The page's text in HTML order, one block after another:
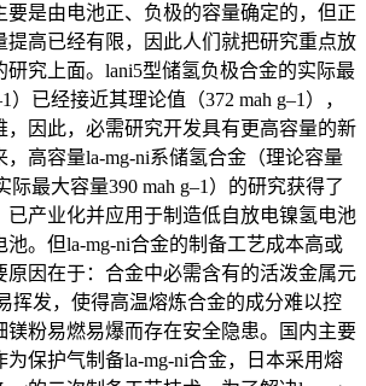
要是由电池正、负极的容量确定的，但正
提高已经有限，因此人们就把研究重点放
研究上面。lani5型储氢负极合金的实际最
）已经接近其理论值（372 mah g–1），
，因此，必需研究开发具有更高容量的新
，高容量la-mg-ni系储氢合金（理论容量
际最大容量390 mah g–1）的研究获得了
已产业化并应用于制造低自放电镍氢电池
。但la-mg-ni合金的制备工艺成本高或
原因在于：合金中必需含有的活泼金属元
挥发，使得高温熔炼合金的成分难以控
镁粉易燃易爆而存在安全隐患。国内主要
保护气制备la-mg-ni合金，日本采用熔